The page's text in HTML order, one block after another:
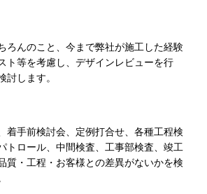
ろんのこと、今まで弊社が施工した経験
ト等を考慮し、デザインレビューを行
討します。
着手前検討会、定例打合せ、各種工程検
トロール、中間検査、工事部検査、竣工
質・工程・お客様との差異がないかを検